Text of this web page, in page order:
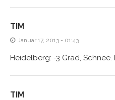
TIM
Januar 17, 2013 - 01:43
Heidelberg: -3 Grad, Schnee.
TIM